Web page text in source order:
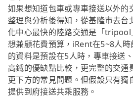
如果想知道包車或專車接送以外的
整理與分析後得知，從基隆市去
化中心最快的陸路交通是「tripool
想兼顧花費預算，iRent在5~8人
的資料是預設在5人時，專車接送
高鐵的優缺點比較，更完整的交通
更下方的常見問題。但假設只有
提供到府接送共乘服務。